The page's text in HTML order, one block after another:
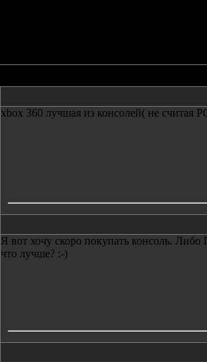
xbox 360 лучшая из консолей( не считая
Я вот хочу скоро покупать консоль.
что лучше? :-)